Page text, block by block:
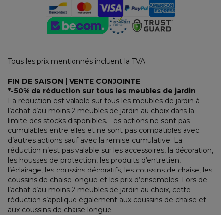
Tous les prix mentionnés incluent la TVA
FIN DE SAISON | VENTE CONJOINTE
*-50% de réduction sur tous les meubles de jardin
La réduction est valable sur tous les meubles de jardin à
l’achat d’au moins 2 meubles de jardin au choix dans la
limite des stocks disponibles. Les actions ne sont pas
cumulables entre elles et ne sont pas compatibles avec
d’autres actions sauf avec la remise cumulative. La
réduction n’est pas valable sur les accessoires, la décoration,
les housses de protection, les produits d’entretien,
l’éclairage, les coussins décoratifs, les coussins de chaise, les
coussins de chaise longue et les prix d’ensembles. Lors de
l’achat d’au moins 2 meubles de jardin au choix, cette
réduction s’applique également aux coussins de chaise et
aux coussins de chaise longue.